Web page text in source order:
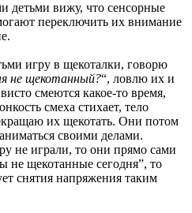
детьми вижу, что сенсорные
переключить их внимание
игру в щекоталки, говорю
не щекотанный?“, ловлю их и
смеются какое-то время,
смеха стихает, тело
их щекотать. Они потом
своими делами.
не играли, то они прямо сами
не щекотанные сегодня”, то
снятия напряжения таким